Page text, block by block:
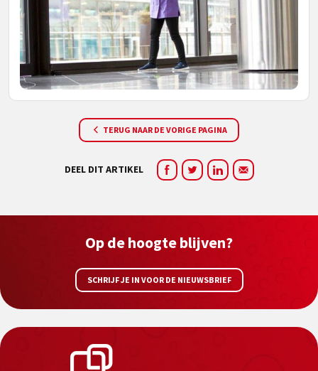
TERUG NAAR DE VORIGE PAGINA
DEEL DIT ARTIKEL
Op de hoogte blijven?
SCHRIJF JE IN VOOR DE NIEUWSBRIEF